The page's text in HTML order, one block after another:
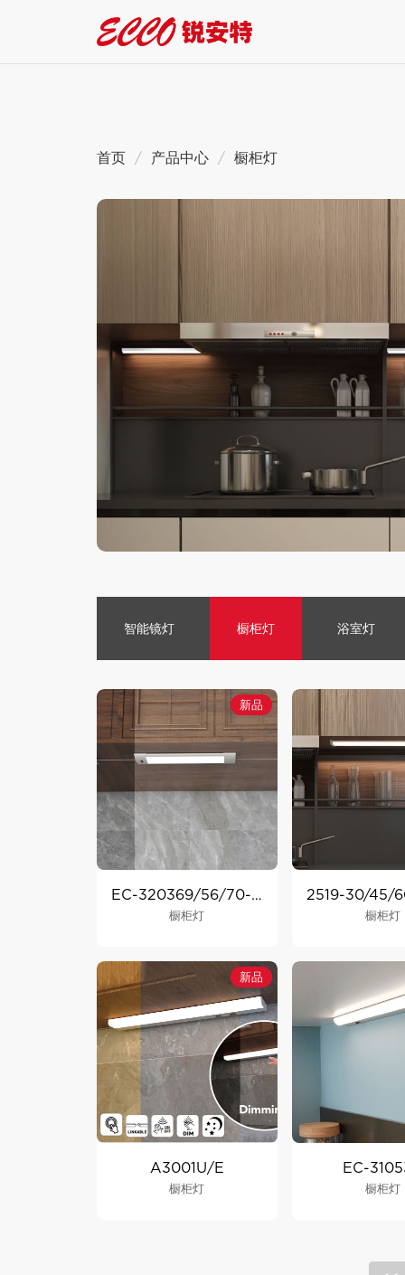
首页 / 产品中心 / 橱柜灯
智能镜灯 橱柜灯 浴室灯
新品
EC-320369/56/70-SW
橱柜灯 橱柜灯
新品
A3001U/E
橱柜灯
EC-
橱柜灯